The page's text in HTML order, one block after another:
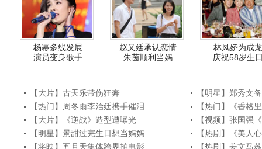
杨幂多线发展
演员变身歌手
赵又廷承认恋情
朱茵顺利当妈
林凤娇为成龙
庆祝58岁生
【大片】古天乐带伤狂奔
【明星】郑秀文
【热门】周冬雨李治廷携手催泪
【热门】《香格
【大片】《逆战》造型遭曝光
【视频】张国强
【明星】景甜过完生日想当妈妈
【热剧】《美人
【将映】五月天集体跨界拍电影
【热剧】姜文马